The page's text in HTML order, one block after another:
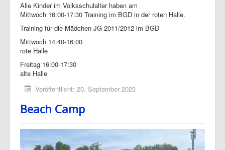
Alle Kinder im Volksschulalter haben am
Mittwoch 16:00-17:30 Training im BGD in der roten Halle.
Training für die Mädchen JG 2011/2012 im BGD
Mittwoch 14:40-16:00
rote Halle
Freitag 16:00-17:30
alte Halle
Veröffentlicht: 20. September 2023
Beach Camp